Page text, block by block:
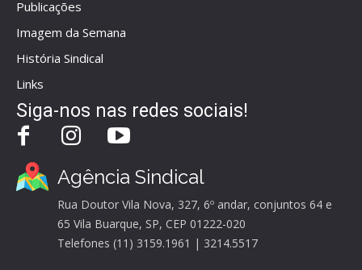
Publicações
Imagem da Semana
História Sindical
Links
Siga-nos nas redes sociais!
Agência Sindical
Rua Doutor Vila Nova, 327, 6º andar, conjuntos 64 e
65 Vila Buarque, SP, CEP 01222-020
Telefones (11) 3159.1961 | 3214.5517